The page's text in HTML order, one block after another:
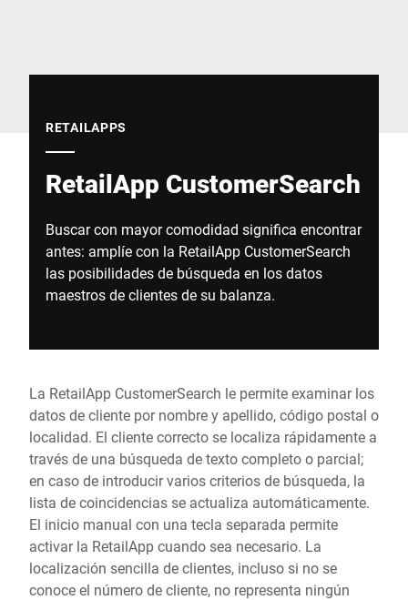
RETAILAPPS
RetailApp CustomerSearch
Buscar con mayor comodidad significa encontrar
antes: amplíe con la RetailApp CustomerSearch
las posibilidades de búsqueda en los datos
maestros de clientes de su balanza.
La RetailApp CustomerSearch le permite examinar los
datos de cliente por nombre y apellido, código postal o
localidad. El cliente correcto se localiza rápidamente a
través de una búsqueda de texto completo o parcial;
en caso de introducir varios criterios de búsqueda, la
lista de coincidencias se actualiza automáticamente.
El inicio manual con una tecla separada permite
activar la RetailApp cuando sea necesario. La
localización sencilla de clientes, incluso si no se
conoce el número de cliente, no representa ningún